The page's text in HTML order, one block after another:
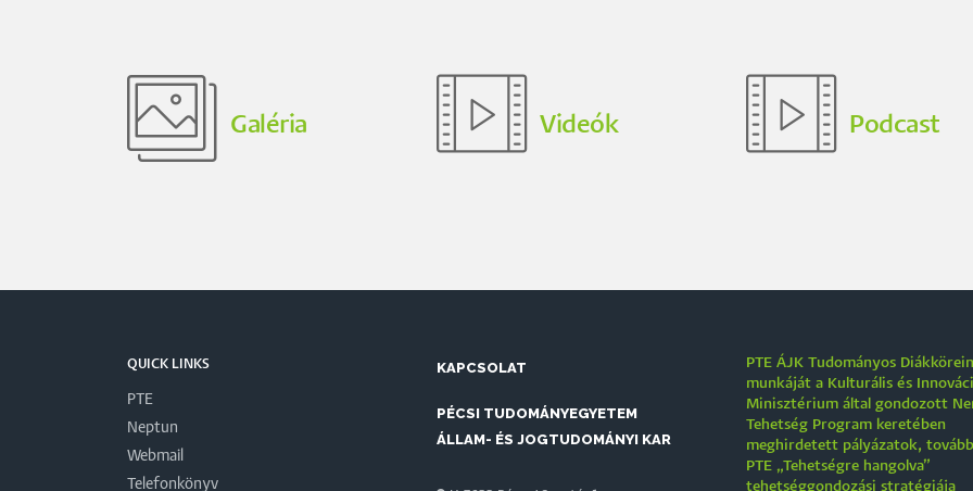
Galéria Videók Podcast
QUICK LINKS
PTE
Neptun
Webmail
Telefonkönyv
KAPCSOLAT
PÉCSI TUDOMÁNYEGYETEM
ÁLLAM- ÉS JOGTUDOMÁNYI KAR
PTE ÁJK Tudományos
munkáját a Kulturális és
Minisztérium által gondozott
Tehetség Program keretében
meghirdetett pályázatok,
PTE „Tehetségre hangolva”
tehetséggondozási stratégiája